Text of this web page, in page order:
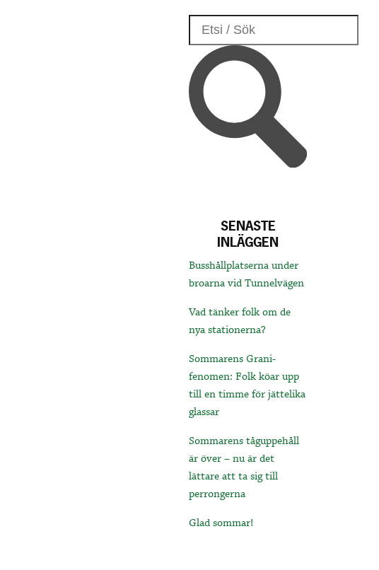
SENASTE
INLÄGGEN
Busshållplatserna under
broarna vid Tunnelvägen
Vad tänker folk om de
nya stationerna?
Sommarens Grani-
fenomen: Folk köar upp
till en timme för jättelika
glassar
Sommarens tåguppehåll
är över – nu är det
lättare att ta sig till
perrongerna
Glad sommar!